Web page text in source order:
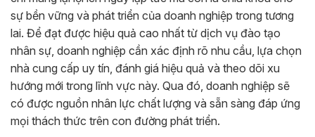
sự bền vững và phát triển của doanh nghiệp trong tương
lai. Để đạt được hiệu quả cao nhất từ dịch vụ đào tạo
nhân sự, doanh nghiệp cần xác định rõ nhu cầu, lựa chọn
nhà cung cấp uy tín, đánh giá hiệu quả và theo dõi xu
hướng mới trong lĩnh vực này. Qua đó, doanh nghiệp sẽ
có được nguồn nhân lực chất lượng và sẵn sàng đáp ứng
mọi thách thức trên con đường phát triển.